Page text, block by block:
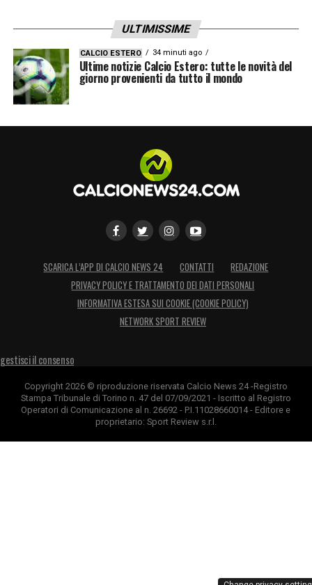
ULTIMISSIME
CALCIO ESTERO 34 minuti ago
Ultime notizie Calcio Estero: tutte le novità del
giorno provenienti da tutto il mondo
SCARICA L’APP DI CALCIO NEWS 24 CONTATTI
REDAZIONE
PRIVACY POLICY E TRATTAMENTO DEI DATI PERSONALI
INFORMATIVA ESTESA SUI COOKIE (COOKIE POLICY)
NETWORK SPORT REVIEW
gestisci il consenso
Copyright 2026 © riproduzione riservata Calcio News 24 -Registro
Stampa Tribunale di Torino n. 47 del 07/09/2021 - Iscritto al Registro
Operatori di Comunicazione al n. 26692 - P.I.11028660014 - Editore e
proprietario: Sport Review s.r.l.